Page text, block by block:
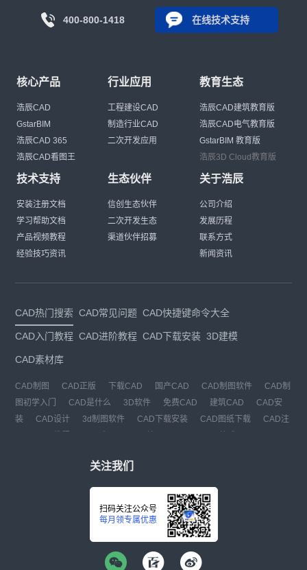
400-800-1418 在线技术支持
核心产品
浩辰CAD
GstarBIM
浩辰CAD 365
浩辰CAD看图王
行业应用
工程建设CAD
制造行业CAD
二次开发应用
教育生态
浩辰CAD建筑教育版
浩辰CAD电气教育版
GstarBIM 教育版
浩辰3D Cloud教育版
技术支持
安装注册文档
学习帮助文档
产品视频教程
经验技巧资讯
生态伙伴
信创生态伙伴
二次开发生态
渠道伙伴招募
关于浩辰
公司介绍
发展历程
联系方式
新闻资讯
CAD热门搜索 CAD常见问题 CAD快捷键命令大全
CAD入门教程 CAD进阶教程 CAD下载安装 3D建模
CAD素材库
CAD制图 CAD正版 下载CAD 国产CAD CAD制图软件
CAD制
图初学入门
CAD是什么 3D软件 免费CAD 建筑CAD
CAD安
装
CAD设计 3d制图软件 CAD下载安装 CAD图纸下载
CAD注
关注我们
扫码关注公众号
每月领专属优惠